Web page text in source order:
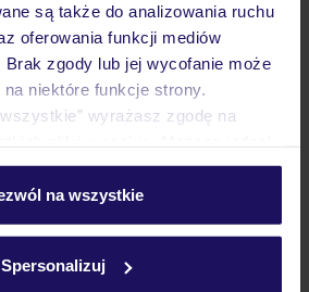
są także do analizowania ruchu
oferowania funkcji mediów
Brak zgody lub jej wycofanie może
na niektóre funkcje strony.
wyrażasz zgodę na
wybór wchodząc w zakładkę
o plikach cookie znajdziesz
na wszystkie
Spersonalizuj
Punta Cana All-Inclusive
UVERO ALTO